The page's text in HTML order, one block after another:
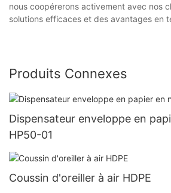
nous coopérerons activement avec nos
solutions efficaces et des avantages en
Produits Connexes
Dispensateur enveloppe en
HP50-01
Coussin d'oreiller à air HDPE